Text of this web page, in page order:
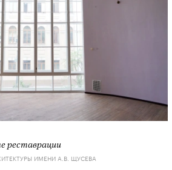
реставрации
ИМЕНИ А.В. ЩУСЕВА